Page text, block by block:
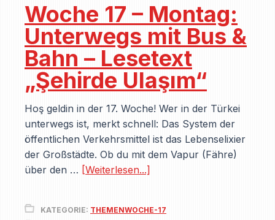
Woche 17 – Montag:
Unterwegs mit Bus &
Bahn – Lesetext
„Şehirde Ulaşım“
Hoş geldin in der 17. Woche! Wer in der Türkei
unterwegs ist, merkt schnell: Das System der
öffentlichen Verkehrsmittel ist das Lebenselixier
der Großstädte. Ob du mit dem Vapur (Fähre)
über den … [Weiterlesen...]
KATEGORIE: THEMENWOCHE-17